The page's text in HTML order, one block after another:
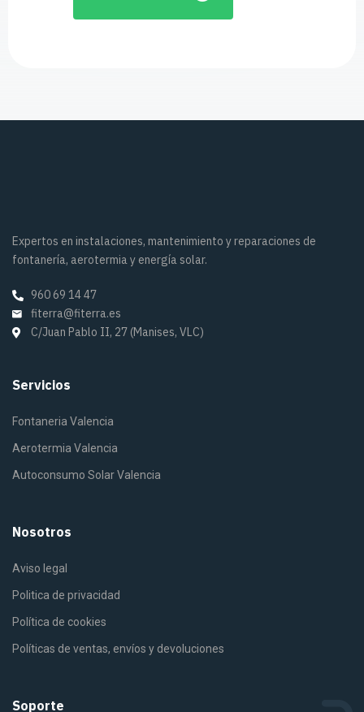
Expertos en instalaciones, mantenimiento y reparaciones de
fontanería, aerotermia y energía solar.
960 69 14 47
fiterra@fiterra.es
C/Juan Pablo II, 27 (Manises, VLC)
Servicios
Fontaneria Valencia
Aerotermia Valencia
Autoconsumo Solar Valencia
Nosotros
Aviso legal
Politica de privacidad
Política de cookies
Políticas de ventas, envíos y devoluciones
Soporte